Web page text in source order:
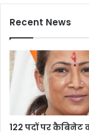
Recent News
122 पदों पर कैबिनेट